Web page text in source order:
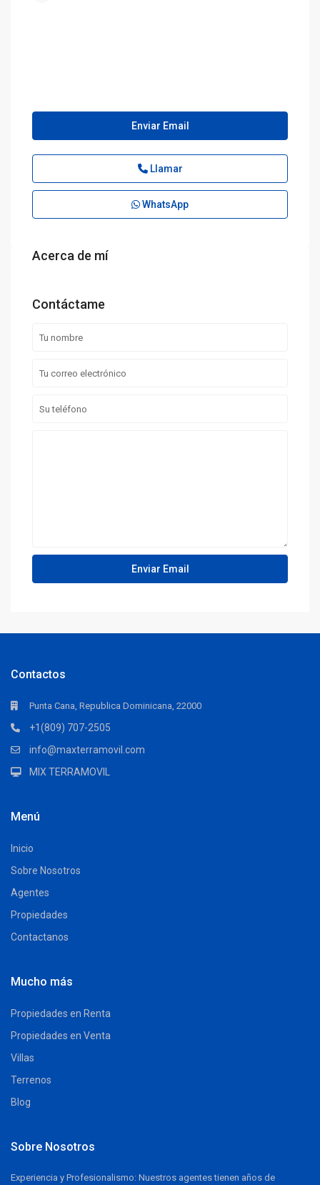
Enviar Email
Llamar
WhatsApp
Acerca de mí
Contáctame
Contactos
Punta Cana, Republica Dominicana, 22000
+1(809) 707-2505
info@maxterramovil.com
MIX TERRAMOVIL
Menú
Inicio
Sobre Nosotros
Agentes
Propiedades
Contactanos
Mucho más
Propiedades en Renta
Propiedades en Venta
Villas
Terrenos
Blog
Sobre Nosotros
Experiencia y Profesionalismo: Nuestros agentes tienen años de